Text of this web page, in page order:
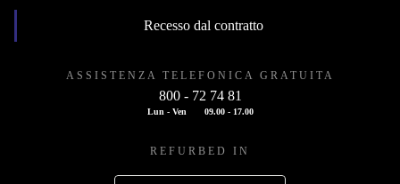
Recesso dal contratto
ASSISTENZA TELEFONICA GRATUITA
800 - 72 74 81
Lun - Ven 09.00 - 17.00
REFURBED IN